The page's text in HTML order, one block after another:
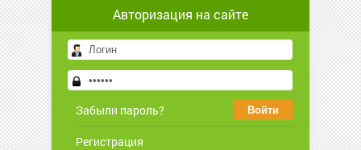
Авторизация на сайте
Забыли пароль?
Регистрация